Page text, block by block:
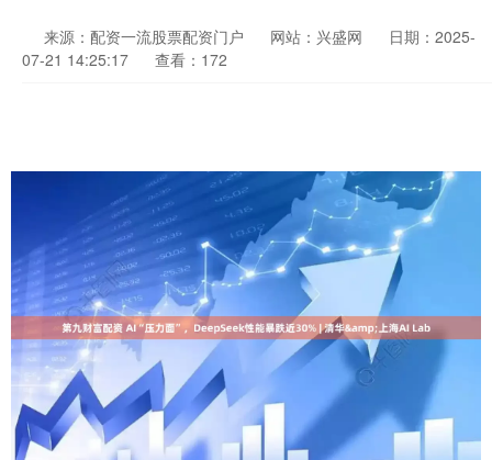
来源：配资一流股票配资门户 网站：兴盛网
日期：2025-
07-21 14:25:17
查看：172